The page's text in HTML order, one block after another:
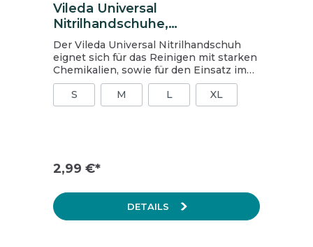
Vileda Universal
Nitrilhandschuhe,
chemikalienbeständig, grün,
Gr. M (8), Der Vielseitige, CE-
Kategorie III
Der Vileda Universal Nitrilhandschuh
eignet sich für das Reinigen mit starken
Chemikalien, sowie für den Einsatz im
Umgang mit Lebensmitteln.
hervorragende Fingersensibilität
gefüttert mit reiner Baumwolle frei von
Beständigkeit gegen öligen und
geprüft (90/128/EEC). Länge: 310 mm
Inhalt: 1 Packung = 2 Stk. (1 Paar)
S M L XL
2,99 €*
DETAILS